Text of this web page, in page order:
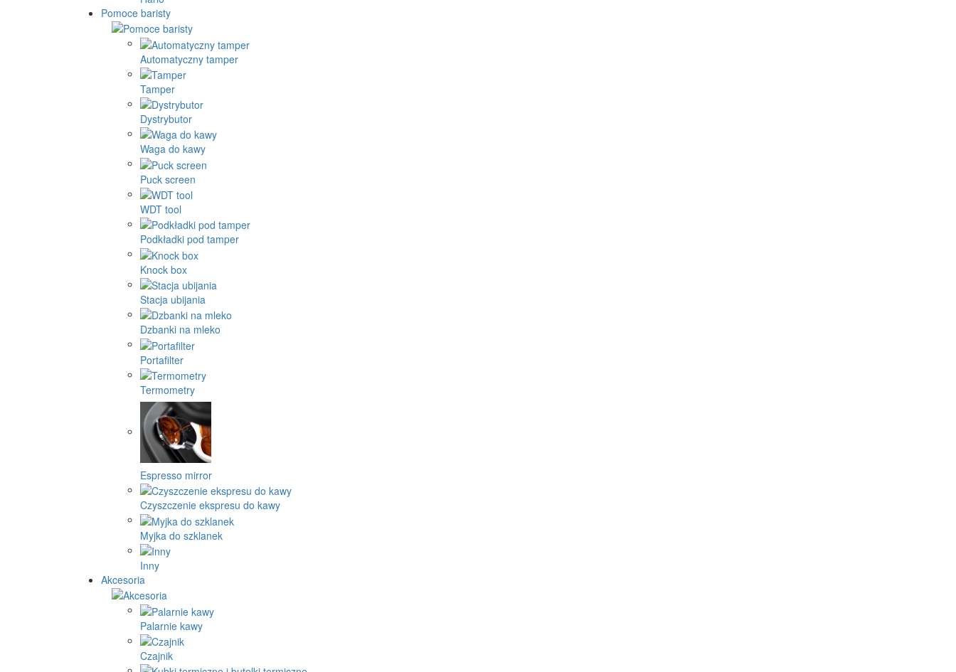
Pomoce baristy
Automatyczny tamper
Tamper
Dystrybutor
Waga do kawy
Puck screen
WDT tool
Podkładki pod tamper
Knock box
Stacja ubijania
Dzbanki na mleko
Portafilter
Termometry
Espresso mirror
Czyszczenie ekspresu do kawy
Myjka do szklanek
Inny
Akcesoria
Palarnie kawy
Czajnik